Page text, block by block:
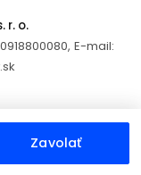
Zavolať
r. o.
E-mail: